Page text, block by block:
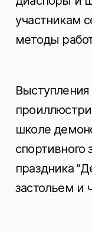
участникам
методы
Выступления
школе
спортивного
праздника
застольем и